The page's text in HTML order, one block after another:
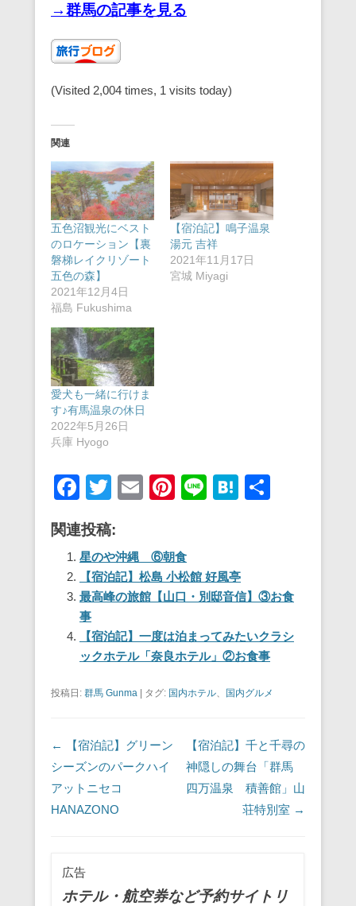
→群馬の記事を見る
(Visited 2,004 times, 1 visits today)
関連
五色沼観光にベスト
のロケーション【裏
磐梯レイクリゾート
五色の森】
2021年12月4日
福島 Fukushima
【宿泊記】鳴子温泉
湯元 吉祥
2021年11月17日
宮城 Miyagi
愛犬も一緒に行けま
す♪有馬温泉の休日
2022年5月26日
兵庫 Hyogo
F
c
e
b
o
o
k
T
tt
er
E
Pi
e
st
Li
H
n
a
関連投稿:
星のや沖縄 ⑥朝食
【宿泊記】松島 小松館 好風亭
最高峰の旅館【山口・別邸音信】③お食
事
【宿泊記】一度は泊まってみたいクラシ
ックホテル「奈良ホテル」②お食事
投稿日: 群馬 Gunma タグ: 国内ホテル、 国内グルメ
投稿ナビゲーション
←
【宿泊記】グリーン
シーズンのパークハイ
アットニセコ
HANAZONO
【宿泊記】千と千尋の
神隠しの舞台「群馬
四万温泉 積善館」山
荘特別室 →
広告
ホテル・航空券など予約サイトリ